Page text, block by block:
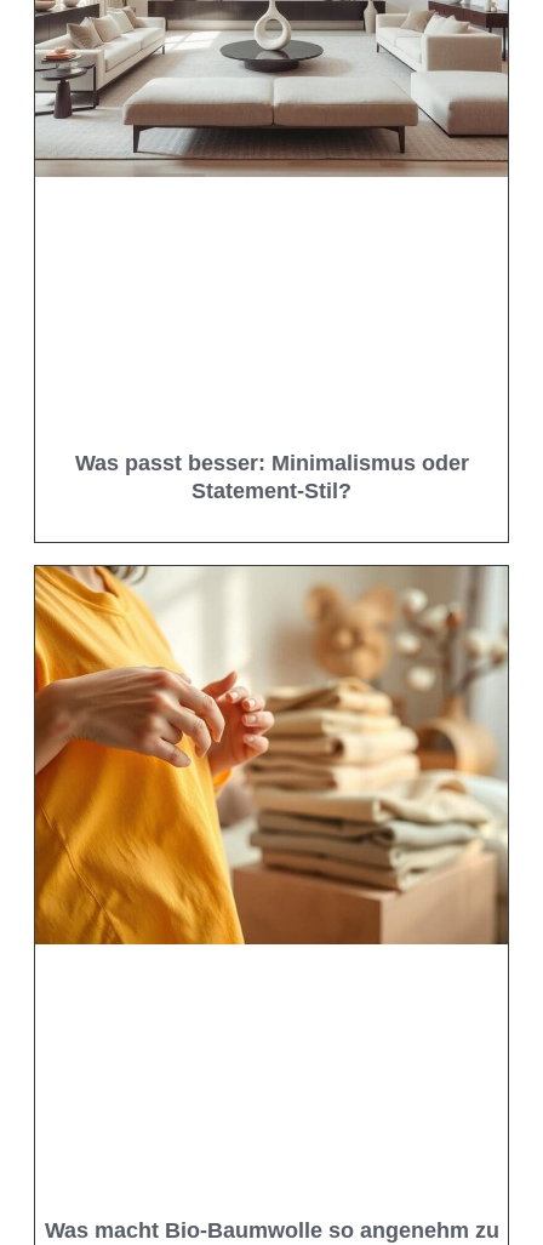
Was passt besser: Minimalismus oder
Statement-Stil?
Was macht Bio-Baumwolle so angenehm zu